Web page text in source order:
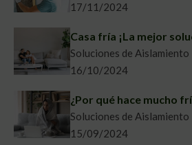
17/11/2024
Casa fría ¡La mejor
Soluciones de Aislamiento
16/10/2024
¿Por qué hace mucho
Soluciones de Aislamiento
15/09/2024